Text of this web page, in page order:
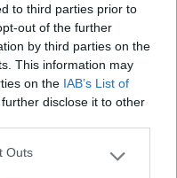
to third parties prior to
out of the further
by third parties on the
This information may
on the IAB’s List of
disclose it to other
one or more Google
Outs
07/2022 09:22:15